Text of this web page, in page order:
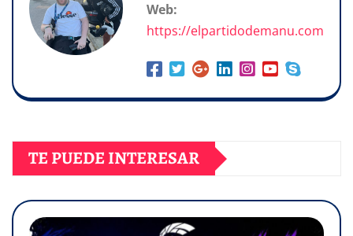
Web:
https://elpartidodemanu.com
TE PUEDE INTERESAR